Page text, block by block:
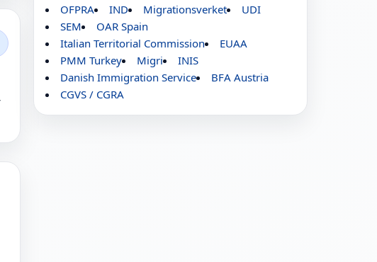
OFPRA
IND Migrationsverket
UDI
SEM
OAR Spain
Italian Territorial Commission
EUAA
PMM Turkey
Migri
INIS
Danish Immigration Service
BFA Austria
CGVS / CGRA